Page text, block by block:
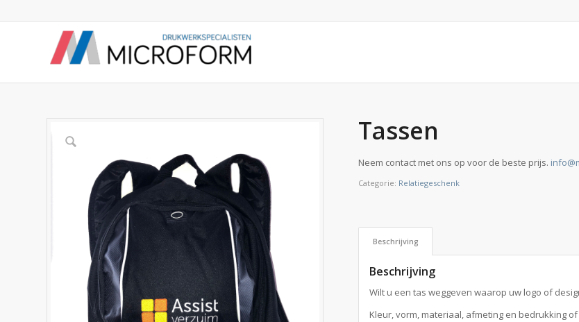
Tassen
Neem contact met ons op voor de beste prijs.
Categorie: Relatiegeschenk
Beschrijving
Beschrijving
Wilt u een tas weggeven waarop uw logo of
Kleur, vorm, materiaal, afmeting en bedrukking